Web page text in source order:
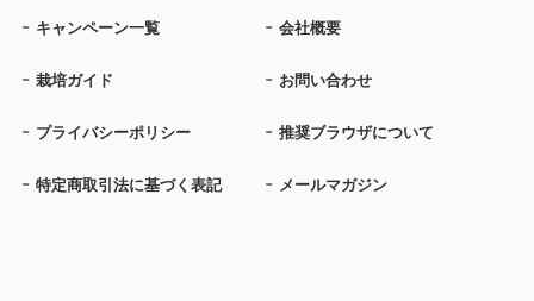
キャンペーン一覧 会社概要
栽培ガイド お問い合わせ
プライバシーポリシー 推奨ブラウザについて
特定商取引法に基づく表記 メールマガジン